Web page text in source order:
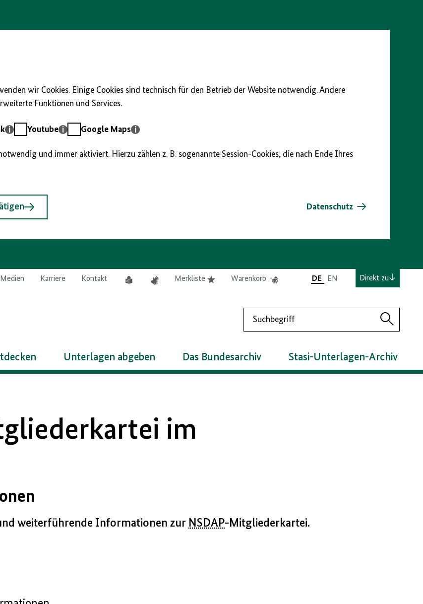
wir Cookies. Einige Cookies sind technisch für den Betrieb der Website notwendig. Andere
Funktionen und Services.
YoutubeYoutube
GoogleGoogle Maps
und immer aktiviert. Hierzu zählen z. B. sogenannte Session-Cookies, die nach Ende Ihres
Datenschutz
Karriere Kontakt
Leichte
Gebärdensprache
Merkliste
ElementeWarenkorb
Elemente
Warenkorb
DE EN Direkt zu
Suchen
Unterlagen abgeben Das Bundesarchiv Stasi-Unterlagen-Archiv
im
weiterführende Informationen zur NSDAP-Mitgliederkartei.